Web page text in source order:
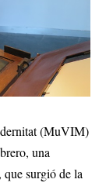
(MuVIM)
una
que surgió de la